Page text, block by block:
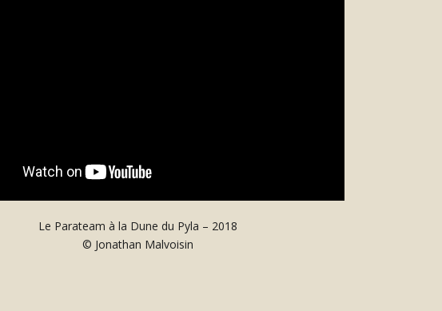
Le Parateam à la Dune du Pyla – 2018
© Jonathan Malvoisin